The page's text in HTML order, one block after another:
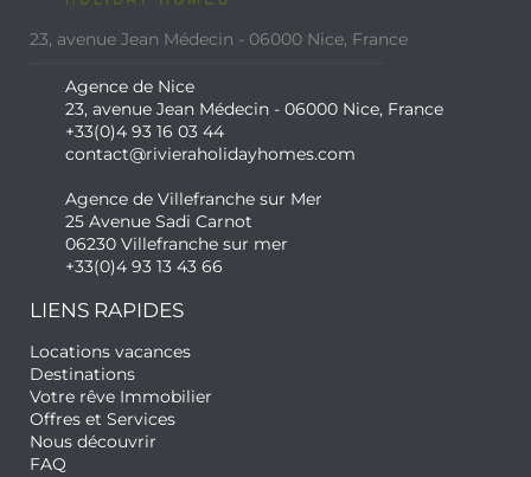
23, avenue Jean Médecin - 06000 Nice, France
Agence de Nice
23, avenue Jean Médecin - 06000 Nice, France
+33(0)4 93 16 03 44
contact@rivieraholidayhomes.com
Agence de Villefranche sur Mer
25 Avenue Sadi Carnot
06230 Villefranche sur mer
+33(0)4 93 13 43 66
LIENS RAPIDES
Locations vacances
Destinations
Votre rêve Immobilier
Offres et Services
Nous découvrir
FAQ